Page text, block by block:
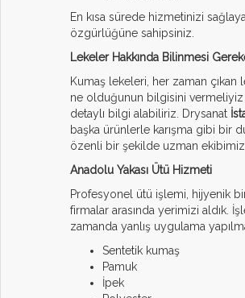
En kısa sürede hizmetinizi
özgürlüğüne sahipsiniz.
Lekeler Hakkında Bilinmesi
Kumaş lekeleri, her zaman
ne olduğunun bilgisini vermeliyiz
detaylı bilgi alabiliriz. Drysanat
başka ürünlerle karışma gibi bir
özenli bir şekilde uzman ekibimiz
Anadolu Yakası Ütü Hizmeti
Profesyonel ütü işlemi, hijyenik
firmalar arasında yerimizi aldık.
zamanda yanlış uygulama
Sentetik kumaş
Pamuk
İpek